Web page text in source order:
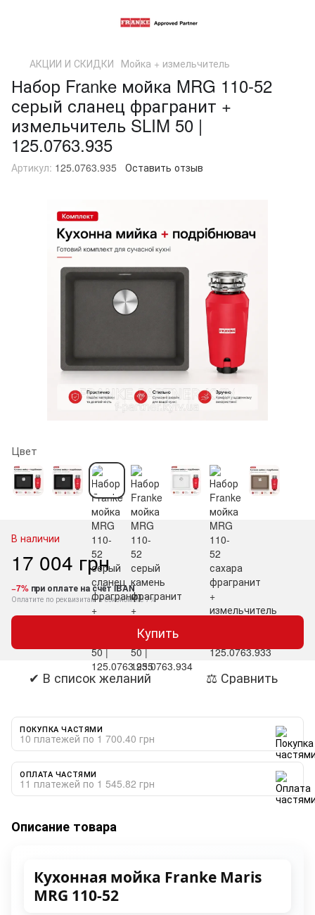
АКЦИИ И СКИДКИ Мойка + измельчитель
Набор Franke мойка MRG 110-52
серый сланец фрагранит +
измельчитель SLIM 50 |
125.0763.935
Артикул: 125.0763.935 Оставить отзыв
Цвет
В наличии
17 004 грн
−7%при оплате на счёт IBAN
Оплатите по реквизитам и сэкономьте 7%
Купить
✔ В список желаний ⚖ Сравнить
ПОКУПКА ЧАСТЯМИ
10 платежей по 1 700.40 грн
ОПЛАТА ЧАСТЯМИ
11 платежей по 1 545.82 грн
Описание товара
Кухонная мойка Franke Maris
MRG 110-52